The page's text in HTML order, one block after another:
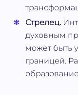
Стрелец.
духовным
может быть
границей.